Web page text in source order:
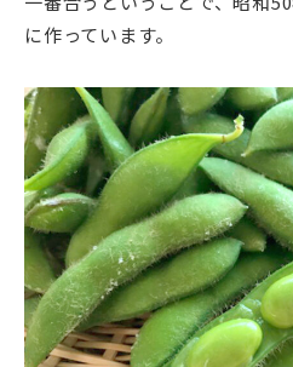
に作っています。